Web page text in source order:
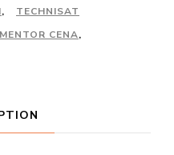
,
TECHNISAT
CENA,